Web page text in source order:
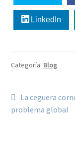
LinkedIn
Categoría: Blog
La ceguera
problema global